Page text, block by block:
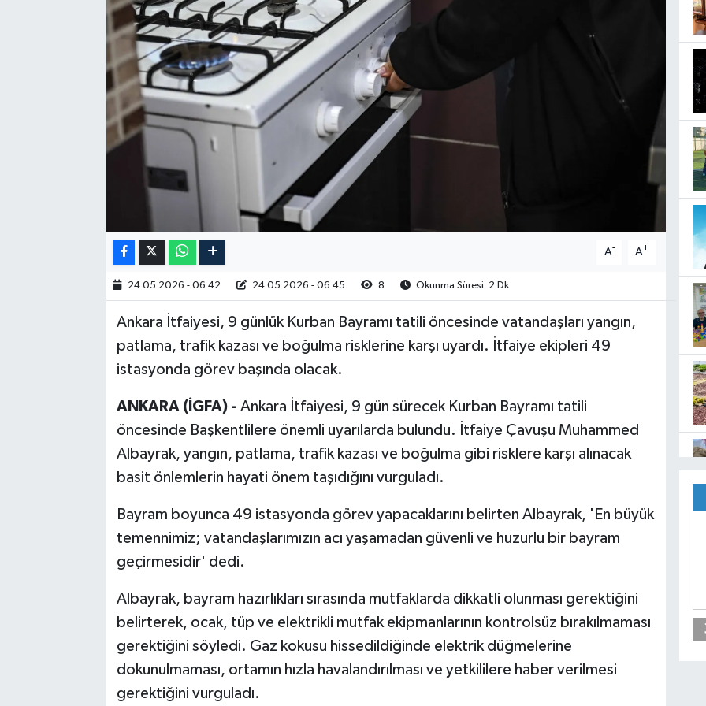
A- A+
24.05.2026 - 06:42 24.05.2026 - 06:45 8 Okunma Süresi: 2 Dk
Ankara İtfaiyesi, 9 günlük Kurban Bayramı tatili öncesinde vatandaşları yangın,
patlama, trafik kazası ve boğulma risklerine karşı uyardı. İtfaiye ekipleri 49
istasyonda görev başında olacak.
ANKARA (İGFA) - Ankara İtfaiyesi, 9 gün sürecek Kurban Bayramı tatili
öncesinde Başkentlilere önemli uyarılarda bulundu. İtfaiye Çavuşu Muhammed
Albayrak, yangın, patlama, trafik kazası ve boğulma gibi risklere karşı alınacak
basit önlemlerin hayati önem taşıdığını vurguladı.
Bayram boyunca 49 istasyonda görev yapacaklarını belirten Albayrak, 'En büyük
temennimiz; vatandaşlarımızın acı yaşamadan güvenli ve huzurlu bir bayram
geçirmesidir' dedi.
Albayrak, bayram hazırlıkları sırasında mutfaklarda dikkatli olunması gerektiğini
belirterek, ocak, tüp ve elektrikli mutfak ekipmanlarının kontrolsüz bırakılmaması
gerektiğini söyledi. Gaz kokusu hissedildiğinde elektrik düğmelerine
dokunulmaması, ortamın hızla havalandırılması ve yetkililere haber verilmesi
gerektiğini vurguladı.
RESMİ İLAN